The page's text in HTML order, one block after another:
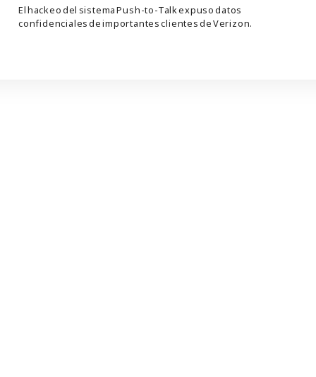
El hackeo del sistema Push-to-Talk expuso datos
confidenciales de importantes clientes de Verizon.